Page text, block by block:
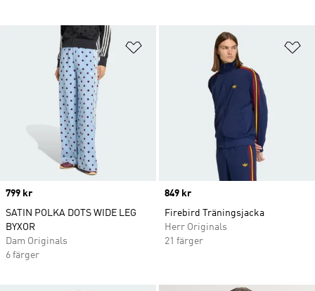
Lägg till på önskelistan
Price
799 kr
SATIN POLKA DOTS WIDE LEG
BYXOR
Dam Originals
6 färger
Price
849 kr
Firebird Träningsjacka
Herr Originals
21 färger